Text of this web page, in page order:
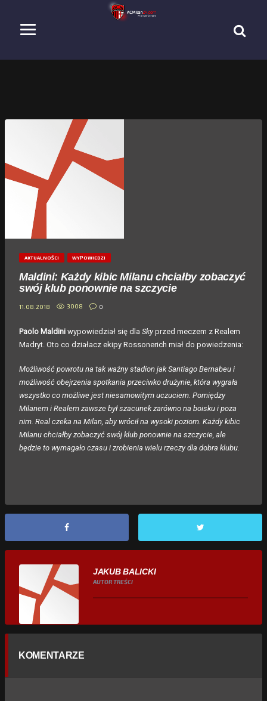
AKTUALNOŚCI WYPOWIEDZI
Maldini: Każdy kibic Milanu chciałby zobaczyć
swój klub ponownie na szczycie
11.08.2018 3008 0
Paolo Maldini wypowiedział się dla Skyprzed meczem z Realem
Madryt. Oto co działacz ekipy Rossonerich miał do powiedzenia:
Możliwość powrotu na tak ważny stadion jak Santiago Bernabeu i
możliwość obejrzenia spotkania przeciwko drużynie, która wygrała
wszystko co możliwe jest niesamowitym uczuciem. Pomiędzy
Milanem i Realem zawsze był szacunek zarówno na boisku i poza
nim. Real czeka na Milan, aby wrócił na wysoki poziom. Każdy kibic
Milanu chciałby zobaczyć swój klub ponownie na szczycie, ale
będzie to wymagało czasu i zrobienia wielu rzeczy dla dobra klubu.
JAKUB BALICKI
AUTOR TREŚCI
KOMENTARZE